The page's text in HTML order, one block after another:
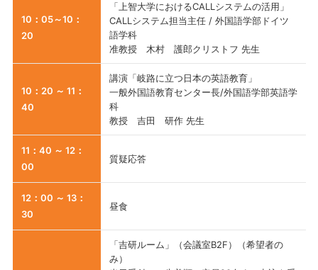
10：05～10：
20
「上智大学におけるCALLシステムの活用」
CALLシステム担当主任 / 外国語学部ドイツ
語学科
准教授 木村 護郎クリストフ 先生
10：20 ～ 11：
40
講演「岐路に立つ日本の英語教育」
一般外国語教育センター長/外国語学部英語学
科
教授 吉田 研作 先生
11：40 ～ 12：
00
質疑応答
12：00 ～ 13：
30
昼食
「吉研ルーム」（会議室B2F）（希望者の
み）